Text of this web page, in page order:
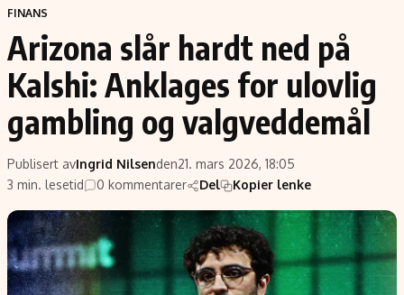
Siste nytt
Eiendom
Energi og klima
Finans
Fritid
Verden
Økonomi
Politikk
Selskaper
Teknologi
Aksjer
Populær
Forskning
Retningslinjer
Personvernerklæring
FINANS
Arizona slår hardt ned på
Kalshi: Anklages for ulovlig
gambling og valgveddemål
Publisert avIngrid Nilsenden21. mars 2026, 18:05
3 min. lesetid
0 kommentarer Del Kopier lenke